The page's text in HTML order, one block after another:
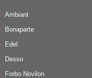
Ambiant
Bonaparte
Edel
Desso
Forbo Novilon